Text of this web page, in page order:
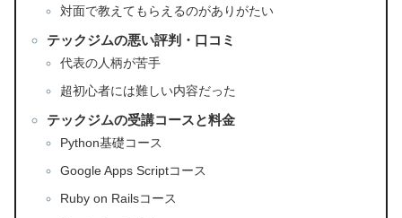
対面で教えてもらえるのがありがたい
テックジムの悪い評判・口コミ
代表の人柄が苦手
超初心者には難しい内容だった
テックジムの受講コースと料金
Python基礎コース
Google Apps Scriptコース
Ruby on Railsコース